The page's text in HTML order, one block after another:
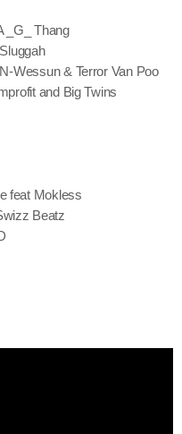
_G_ Thang
Wessun & Terror Van Poo
and Big Twins
feat Mokless
Beatz